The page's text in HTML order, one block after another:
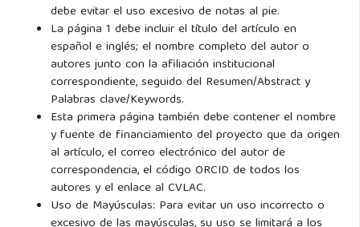
debe evitar el uso excesivo de notas al pie.
La página 1 debe incluir el título del artículo en
español e inglés; el nombre completo del autor o
autores junto con la afiliación institucional
correspondiente, seguido del Resumen/Abstract y
Palabras clave/Keywords.
Esta primera página también debe contener el nombre
y fuente de financiamiento del proyecto que da origen
al artículo, el correo electrónico del autor de
correspondencia, el código ORCID de todos los
autores y el enlace al CVLAC.
Uso de Mayúsculas: Para evitar un uso incorrecto o